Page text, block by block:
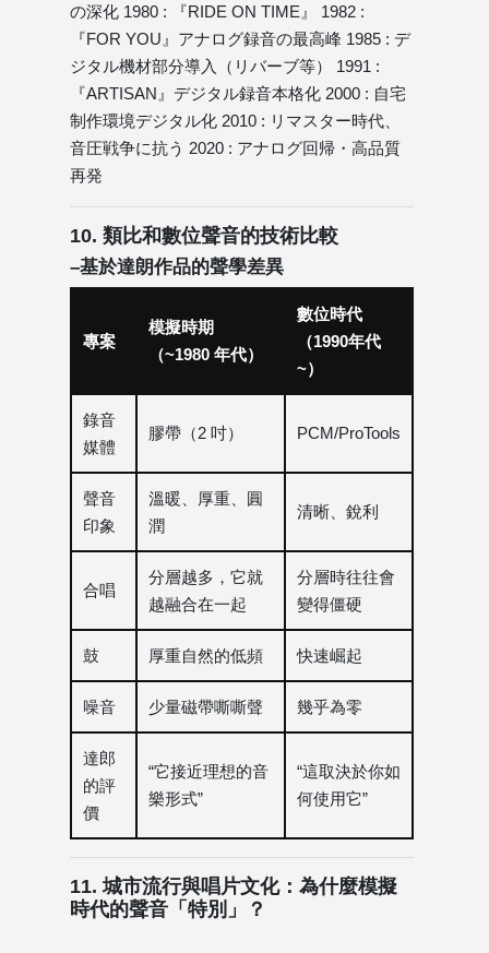
の深化 1980 : 『RIDE ON TIME』 1982 :
『FOR YOU』アナログ録音の最高峰 1985 : デ
ジタル機材部分導入（リバーブ等） 1991 :
『ARTISAN』デジタル録音本格化 2000 : 自宅
制作環境デジタル化 2010 : リマスター時代、
音圧戦争に抗う 2020 : アナログ回帰・高品質
再発
10. 類比和數位聲音的技術比較
–基於達朗作品的聲學差異
專案
模擬時期
（~1980 年代）
數位時代
（1990年代
~）
錄音
媒體
膠帶（2 吋） PCM/ProTools
聲音
印象
溫暖、厚重、圓
潤
清晰、銳利
合唱
分層越多，它就
越融合在一起
分層時往往會
變得僵硬
鼓 厚重自然的低頻 快速崛起
噪音 少量磁帶嘶嘶聲 幾乎為零
達郎
的評
價
“它接近理想的音
樂形式”
“這取決於你如
何使用它”
11. 城市流行與唱片文化：為什麼模擬
時代的聲音「特別」？